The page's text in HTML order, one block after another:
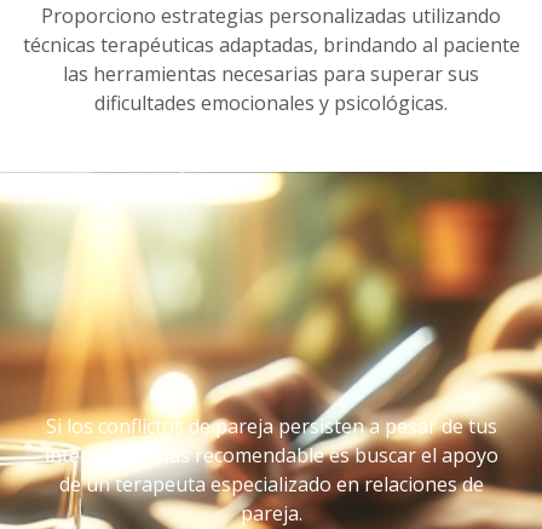
Proporciono estrategias personalizadas utilizando
técnicas terapéuticas adaptadas, brindando al paciente
las herramientas necesarias para superar sus
dificultades emocionales y psicológicas.
Si los conflictos de pareja persisten a pesar de tus
intentos, lo más recomendable es buscar el apoyo
de un terapeuta especializado en relaciones de
pareja.